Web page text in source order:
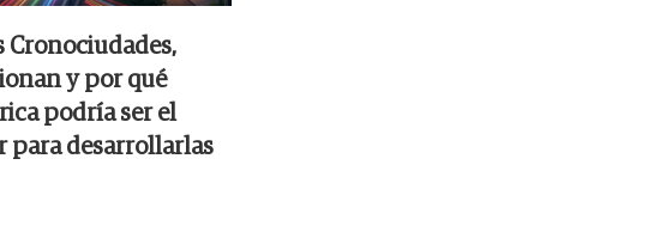
Cronociudades,
y por qué
podría ser el
para desarrollarlas